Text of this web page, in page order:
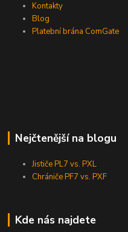
Kontakty
Blog
Platební brána ComGate
Nejčtenější na blogu
Jističe PL7 vs. PXL
Chrániče PF7 vs. PXF
Kde nás najdete